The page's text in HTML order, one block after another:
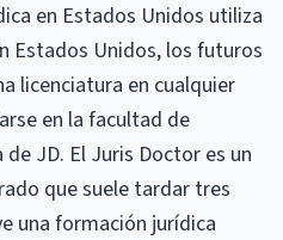
en Estados Unidos utiliza
Estados Unidos, los futuros
licenciatura en cualquier
en la facultad de
JD. El Juris Doctor es un
que suele tardar tres
una formación jurídica